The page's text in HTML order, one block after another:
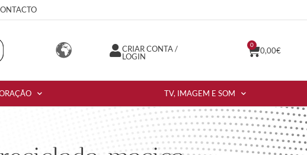
CRIAR CONTA /
LOGIN
0,00€
0
TV, IMAGEM E SOM